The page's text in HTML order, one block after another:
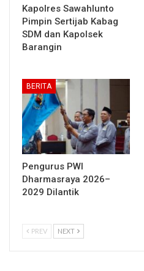
Kapolres Sawahlunto
Pimpin Sertijab Kabag
SDM dan Kapolsek
Barangin
BERITA
Pengurus PWI
Dharmasraya 2026–
2029 Dilantik
PREV NEXT